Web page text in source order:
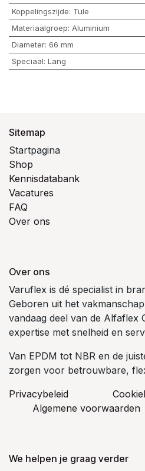
Koppelingszijde: Tule
Materiaalgroep: Aluminium
Diameter: 66 mm
Speciaal: Lang
Sitemap
Startpagina
Shop
Kennisdatabank
Vacatures
FAQ
Over ons
Over ons
Varuflex is dé specialist in
Geboren uit het
vandaag deel van de Alfaflex
expertise met snelheid en
Van EPDM tot NBR en de
zorgen voor betrouwbare,
Privacybeleid
Algemene voorwaarden
We helpen je graag verder